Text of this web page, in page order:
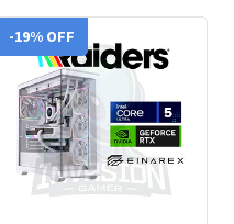
-19% OFF